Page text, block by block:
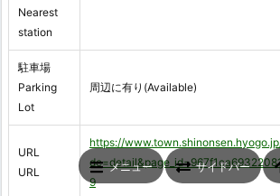
Nearest
station
駐車場
Parking
Lot
周辺に有り(Available)
URL
URL
https://
9
メニュー サイドバー